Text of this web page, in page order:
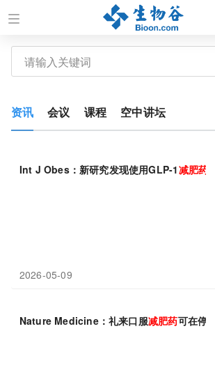
资讯 会议 课程 空中讲坛
Int J Obes：新研究发现使用GLP-1减肥药
2026-05-09
Nature Medicine：礼来口服减肥药可在停